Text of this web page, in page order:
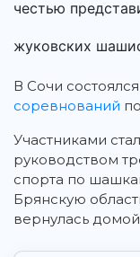
честью
жуковских
В Сочи
соревнований
Участниками
руководством
спорта по
Брянскую
вернулась